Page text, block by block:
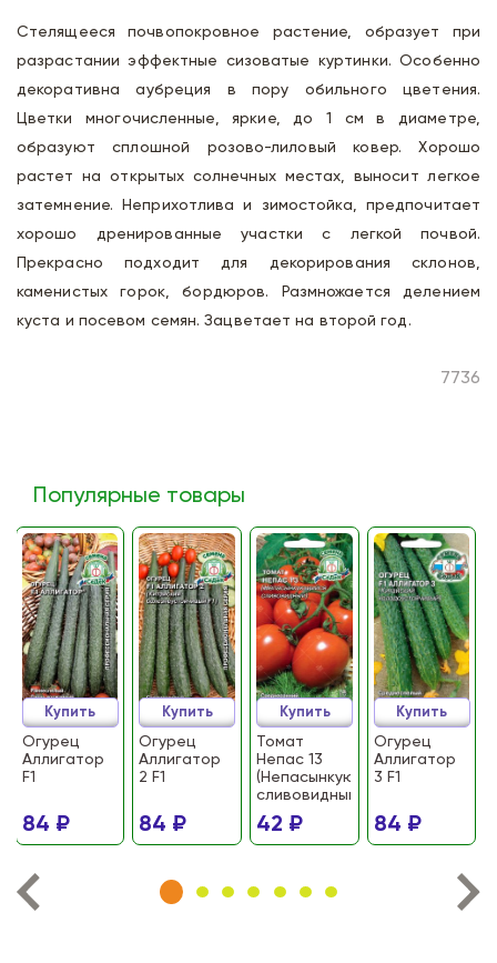
Стелящееся почвопокровное растение, образует при
разрастании эффектные сизоватые куртинки. Особенно
декоративна аубреция в пору обильного цветения.
Цветки многочисленные, яркие, до 1 см в диаметре,
образуют сплошной розово-лиловый ковер. Хорошо
растет на открытых солнечных местах, выносит легкое
затемнение. Неприхотлива и зимостойка, предпочитает
хорошо дренированные участки с легкой почвой.
Прекрасно подходит для декорирования склонов,
каменистых горок, бордюров. Размножается делением
куста и посевом семян. Зацветает на второй год.
7736
Популярные товары
Огурец
Аллигатор
F1
84 ₽
Купить
Огурец
Аллигатор
2 F1
84 ₽
Купить
Томат
Непас 13
(Непасынкующийся
сливовидный)
42 ₽
Купить
Огурец
Аллигатор
3 F1
84 ₽
Купить